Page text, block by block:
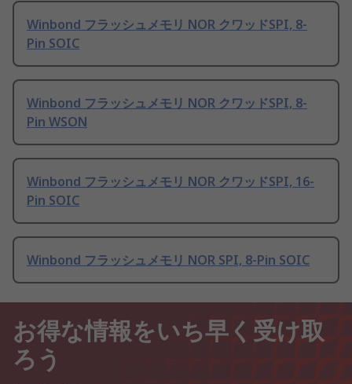
Winbond フラッシュメモリ NOR クワッドSPI, 8-
Pin SOIC
Winbond フラッシュメモリ NOR クワッドSPI, 8-
Pin WSON
Winbond フラッシュメモリ NOR クワッドSPI, 16-
Pin SOIC
Winbond フラッシュメモリ NOR SPI, 8-Pin SOIC
お得な情報をいち早く受け取
ろう